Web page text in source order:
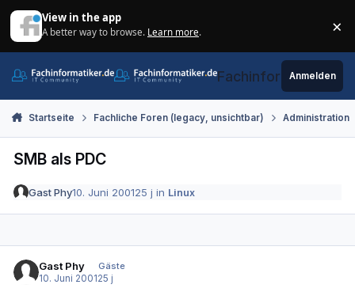
View in the app
A better way to browse. Learn more. ×
Fachinformatiker.de
Anmelden
Startseite Fachliche Foren (legacy, unsichtbar) Administration
SMB als PDC
Gast Phy10. Juni 200125 j in Linux
Gast Phy
Gäste
10. Juni 2001 25 j